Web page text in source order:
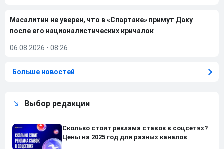
Масалитин не уверен, что в «Спартаке» примут Даку
после его националистических кричалок
06.08.2026 • 08:26
Больше новостей
Выбор редакции
Сколько стоит реклама ставок в соцсетях?
Цены на 2025 год для разных каналов